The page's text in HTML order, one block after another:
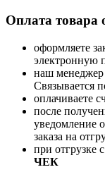
Оплата товара
оформляете
электронную
наш менеджер
Связывается
оплачиваете
после
уведомление
заказа на
при отгрузке
ЧЕК